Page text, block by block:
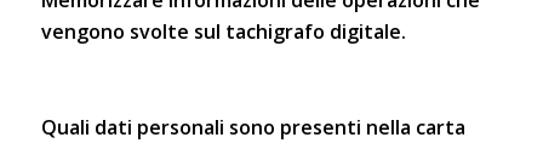
vengono svolte sul tachigrafo digitale.
Quali dati personali sono presenti nella carta